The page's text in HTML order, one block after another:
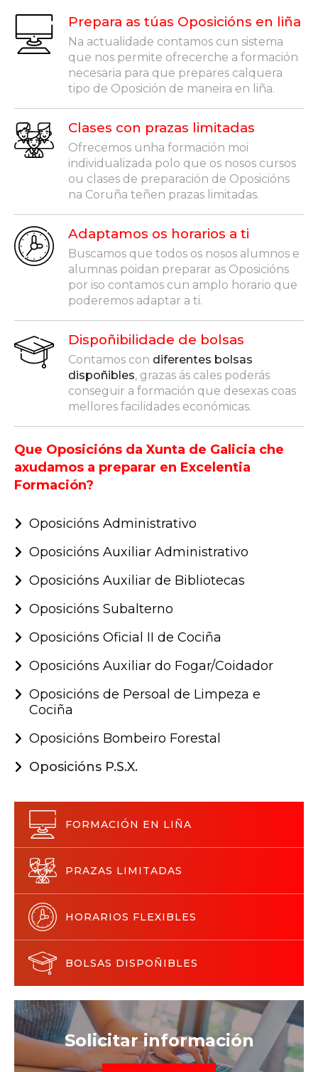
Prepara as túas Oposicións en liña
Na actualidade contamos cun sistema
que nos permite ofrecerche a formación
necesaria para que prepares calquera
tipo de Oposición de maneira en liña.
Clases con prazas limitadas
Ofrecemos unha formación moi
individualizada polo que os nosos cursos
ou clases de preparación de Oposicións
na Coruña teñen prazas limitadas.
Adaptamos os horarios a ti
Buscamos que todos os nosos alumnos e
alumnas poidan preparar as Oposicións
por iso contamos cun amplo horario que
poderemos adaptar a ti.
Dispoñibilidade de bolsas
Contamos con diferentes bolsas
dispoñibles, grazas ás cales poderás
conseguir a formación que desexas coas
mellores facilidades económicas.
Que Oposicións da Xunta de Galicia che
axudamos a preparar en Excelentia
Formación?
Oposicións Administrativo
Oposicións Auxiliar Administrativo
Oposicións Auxiliar de Bibliotecas
Oposicións Subalterno
Oposicións Oficial II de Cociña
Oposicións Auxiliar do Fogar/Coidador
Oposicións de Persoal de Limpeza e
Cociña
Oposicións Bombeiro Forestal
Oposicións P.S.X.
FORMACIÓN EN LIÑA
PRAZAS LIMITADAS
HORARIOS FLEXIBLES
BOLSAS DISPOÑIBLES
Solicitar información